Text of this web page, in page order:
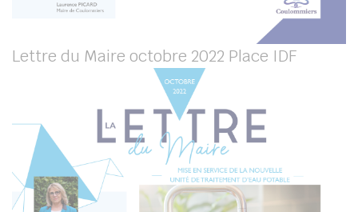
Lettre du Maire octobre 2022 Place IDF